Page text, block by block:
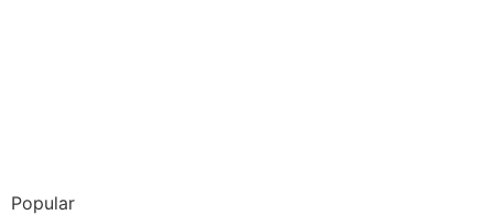
Popular